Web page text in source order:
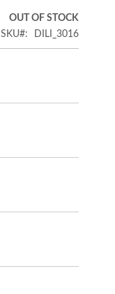
OUT OF STOCK
SKU
DILI_3016